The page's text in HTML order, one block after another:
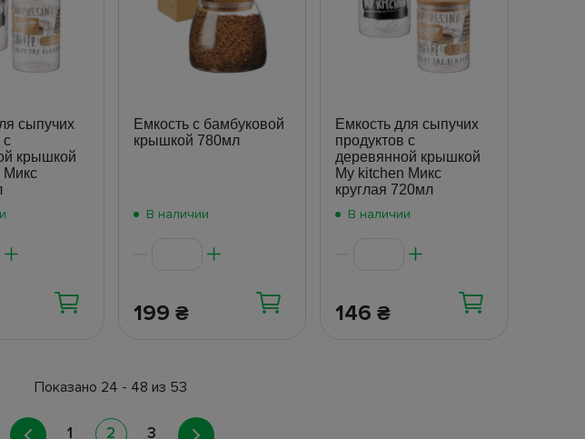
сыпучих
с
крышкой
Микс
Емкость с бамбуковой
крышкой 780мл
В наличии
199 ₴
Емкость для сыпучих
продуктов с
деревянной крышкой
My kitchen Микс
круглая 720мл
В наличии
146₴
Показано 24 - 48 из 53
1 2 3